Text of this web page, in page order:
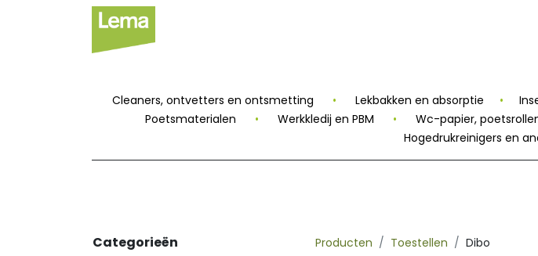
Cleaners, ontvetters en ontsmetting • Lekbakken en absorptie •
Poetsmaterialen
• Werkkledij en PBM • Wc-papier,
Hogedrukreinigers en
Categorieën
Producten Toestellen Dibo